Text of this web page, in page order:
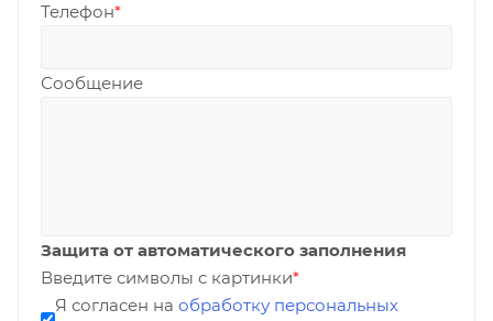
Телефон*
Сообщение
Защита от автоматического заполнения
Введите символы с картинки*
Я согласен на обработку персональных